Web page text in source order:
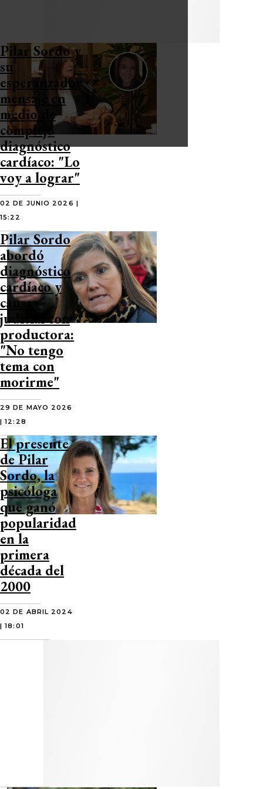
Pilar Sordo y
su
esperanzador
mensaje en
medio de
complejo
diagnóstico
cardíaco: "Lo
voy a lograr"
02 DE JUNIO 2026 |
15:22
Pilar Sordo
abordó
diagnóstico
cardíaco y
causa
judicial con
productora:
"No tengo
tema con
morirme"
29 DE MAYO 2026
| 12:28
El presente
de Pilar
Sordo, la
psicóloga
que ganó
popularidad
en la
primera
década del
2000
02 DE ABRIL 2024
| 18:01